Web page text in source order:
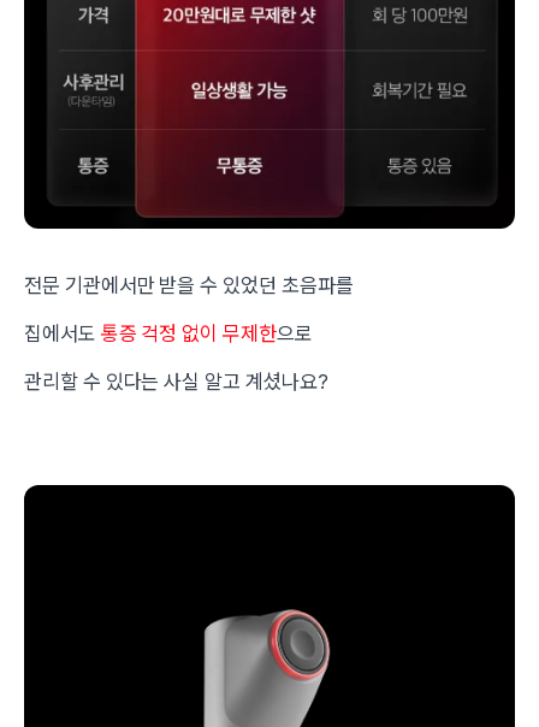
전문 기관에서만 받을 수 있었던 초음파를
집에서도 통증 걱정 없이 무제한으로
관리할 수 있다는 사실 알고 계셨나요?